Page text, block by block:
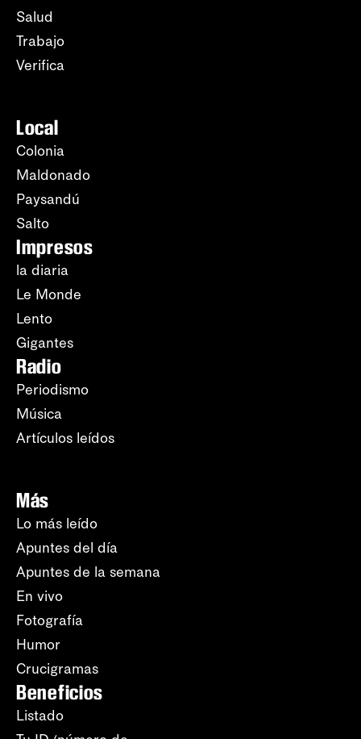
Salud
Trabajo
Verifica
Local
Colonia
Maldonado
Paysandú
Salto
Impresos
la diaria
Le Monde
Lento
Gigantes
Radio
Periodismo
Música
Artículos leídos
Más
Lo más leído
Apuntes del día
Apuntes de la semana
En vivo
Fotografía
Humor
Crucigramas
Beneficios
Listado